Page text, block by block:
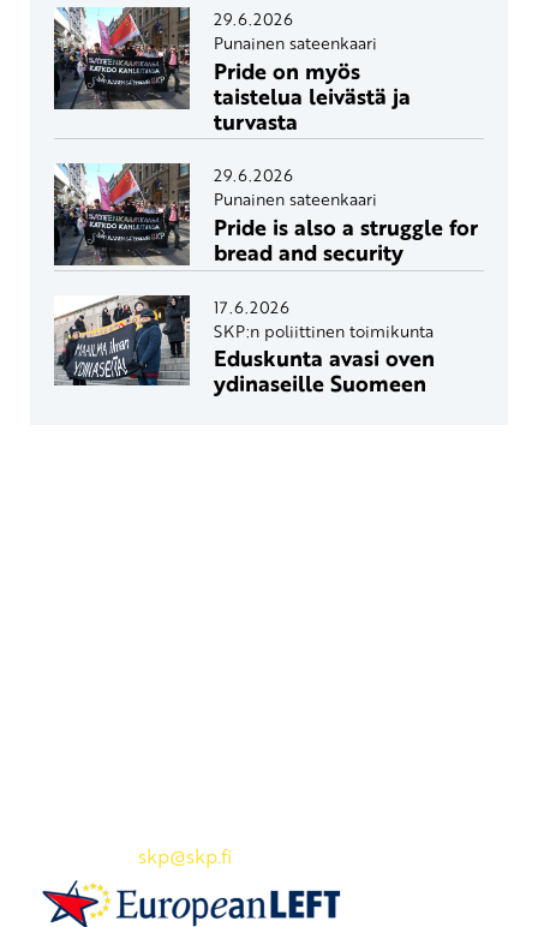
29.6.2026
Punainen sateenkaari
Pride on myös
taistelua leivästä ja
turvasta
29.6.2026
Punainen sateenkaari
Pride is also a struggle for
bread and security
17.6.2026
SKP:n poliittinen toimikunta
Eduskunta avasi oven
ydinaseille Suomeen
skp@skp.fi